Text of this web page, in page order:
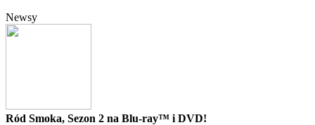
Newsy
Ród Smoka, Sezon 2 na Blu-ray™ i DVD!